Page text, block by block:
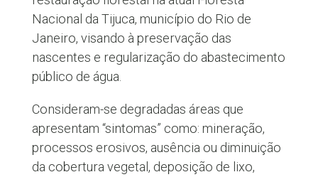
Nacional da Tijuca, município do Rio de
Janeiro, visando à preservação das
nascentes e regularização do abastecimento
público de água.
Consideram-se degradadas áreas que
apresentam “sintomas” como: mineração,
processos erosivos, ausência ou diminuição
da cobertura vegetal, deposição de lixo,